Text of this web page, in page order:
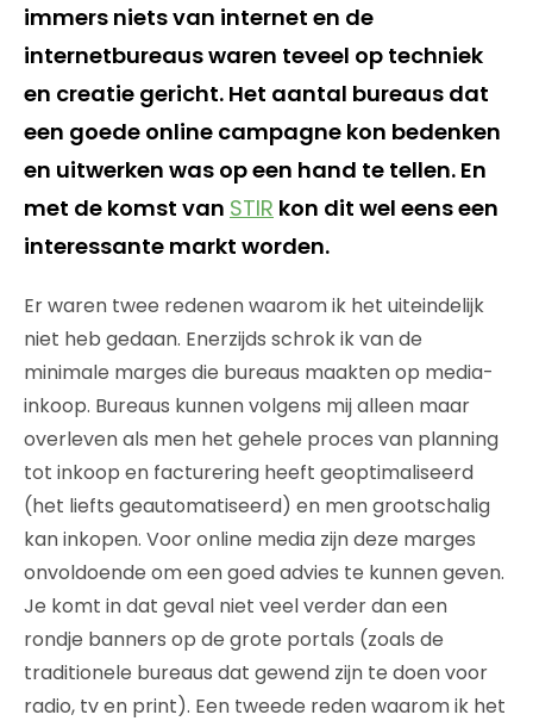
immers niets van internet en de
internetbureaus waren teveel op techniek
en creatie gericht. Het aantal bureaus dat
een goede online campagne kon bedenken
en uitwerken was op een hand te tellen. En
met de komst van STIR kon dit wel eens een
interessante markt worden.
Er waren twee redenen waarom ik het uiteindelijk
niet heb gedaan. Enerzijds schrok ik van de
minimale marges die bureaus maakten op media-
inkoop. Bureaus kunnen volgens mij alleen maar
overleven als men het gehele proces van planning
tot inkoop en facturering heeft geoptimaliseerd
(het liefts geautomatiseerd) en men grootschalig
kan inkopen. Voor online media zijn deze marges
onvoldoende om een goed advies te kunnen geven.
Je komt in dat geval niet veel verder dan een
rondje banners op de grote portals (zoals de
traditionele bureaus dat gewend zijn te doen voor
radio, tv en print). Een tweede reden waarom ik het